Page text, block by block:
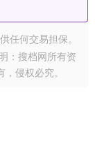
任何交易担保。
：搜档网所有资
侵权必究。